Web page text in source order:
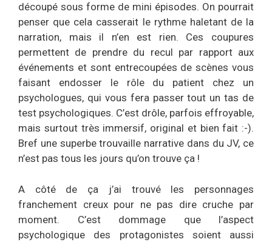
découpé sous forme de mini épisodes. On pourrait
penser que cela casserait le rythme haletant de la
narration, mais il n’en est rien. Ces coupures
permettent de prendre du recul par rapport aux
événements et sont entrecoupées de scènes vous
faisant endosser le rôle du patient chez un
psychologues, qui vous fera passer tout un tas de
test psychologiques. C’est drôle, parfois effroyable,
mais surtout très immersif, original et bien fait :-).
Bref une superbe trouvaille narrative dans du JV, ce
n’est pas tous les jours qu’on trouve ça !
A côté de ça j’ai trouvé les personnages
franchement creux pour ne pas dire cruche par
moment. C’est dommage que l’aspect
psychologique des protagonistes soient aussi